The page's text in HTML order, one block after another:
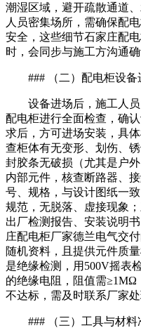
潮湿区域，避开疏散通道
人员密集场所，需确保配
安全，这些细节石家庄配
时，会同步与施工方沟通
### （二）配电柜设备
设备进场后，施工人
配电柜进行全面检查，确
求后，方可进场安装，具
查柜体有无变形、划伤、
封胶条无破损（尤其是户
内部元件，核查断路器、
号、规格，与设计图纸一
规范，无脱落、虚接现象
出厂检测报告、安装说明
庄配电柜厂家德兰电气交
随机资料，且提供元件质
是绝缘检测，用500V摇表
的绝缘电阻，阻值需≥1MΩ
不达标，需及时联系厂家
### （三）工具与材料